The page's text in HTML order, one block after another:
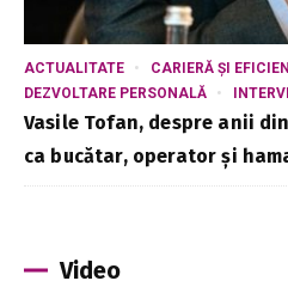
ACTUALITATE
CARIERĂ ȘI
DEZVOLTARE PERSONALĂ
Vasile Tofan, despre anii
ca bucătar, operator și
Video